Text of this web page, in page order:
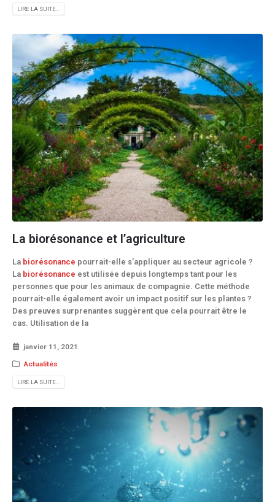
LIRE LA SUITE...
La biorésonance et l’agriculture
La biorésonance pourrait-elle s'appliquer au secteur agricole ?
La biorésonance est utilisée depuis longtemps tant pour les
personnes que pour les animaux de compagnie. Cette méthode
pourrait-elle également avoir un impact positif sur les plantes ?
Des preuves surprenantes suggèrent que cela pourrait être le
cas. Utilisation de la
janvier 11, 2021
Actualités
LIRE LA SUITE...